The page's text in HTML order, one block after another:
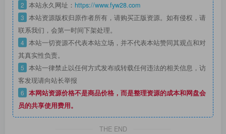
2 本站永久网址： https://www.fyw28.com
3 本站资源版权归原作者所有，请购买正版资源。如有侵权，请
联系我们，会第一时间下架处理。
4 本站一切资源不代表本站立场，并不代表本站赞同其观点和对
其真实性负责。
5 本站一律禁止以任何方式发布或转载任何违法的相关信息，访
客发现请向站长举报
6 本网站资源价格不是商品价格，而是整理资源的成本和网盘会
员的共享使用费用。
THE END